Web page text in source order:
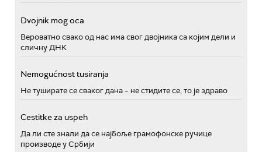
Dvojnik mog oca
Вероватно свако од нас има свог двојника са којим дели и
сличну ДНК
Nemogućnost tusiranja
Не туширате се сваког дана – не стидите се, то је здраво
Cestitke za uspeh
Да ли сте знали да се најбоље грамофонске ручице
производе у Србији